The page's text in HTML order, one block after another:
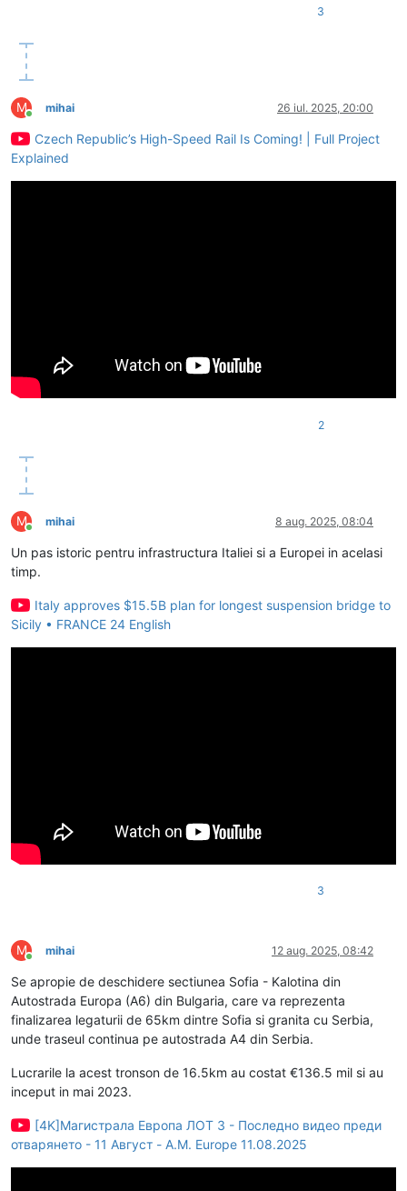
3
M
Conectat
mihai 26 iul. 2025, 20:00
Czech Republic’s High-Speed Rail Is Coming! | Full Project
Explained
2
M
Conectat
mihai 8 aug. 2025, 08:04
Un pas istoric pentru infrastructura Italiei si a Europei in acelasi
timp.
Italy approves $15.5B plan for longest suspension bridge to
Sicily • FRANCE 24 English
3
M
Conectat
mihai 12 aug. 2025, 08:42
Se apropie de deschidere sectiunea Sofia - Kalotina din
Autostrada Europa (A6) din Bulgaria, care va reprezenta
finalizarea legaturii de 65km dintre Sofia si granita cu Serbia,
unde traseul continua pe autostrada A4 din Serbia.
Lucrarile la acest tronson de 16.5km au costat €136.5 mil si au
inceput in mai 2023.
[4K]Магистрала Европа ЛОТ 3 - Последно видео преди
отварянето - 11 Август - A.M. Europe 11.08.2025